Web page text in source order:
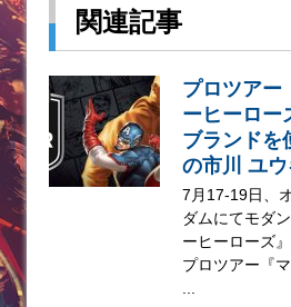
関連記事
プロツアー
ーヒーロー
ブランドを
の市川 ユ
7月17-19日、
ダムにてモダ
ーヒーローズ
プロツアー『